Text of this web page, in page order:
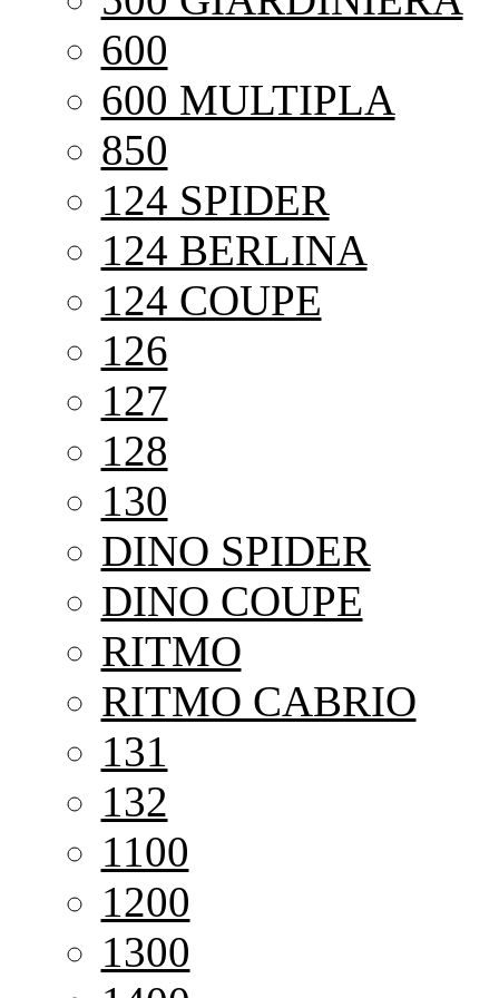
600
600 MULTIPLA
850
124 SPIDER
124 BERLINA
124 COUPE
126
127
128
130
DINO SPIDER
DINO COUPE
RITMO
RITMO CABRIO
131
132
1100
1200
1300